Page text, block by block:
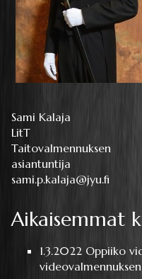
Sami Kalaja
LitT
Taitovalmennuksen
asiantuntija
sami.p.kalaja@jyu.fi
Aikaisemmat
1.3.2022 Oppiiko